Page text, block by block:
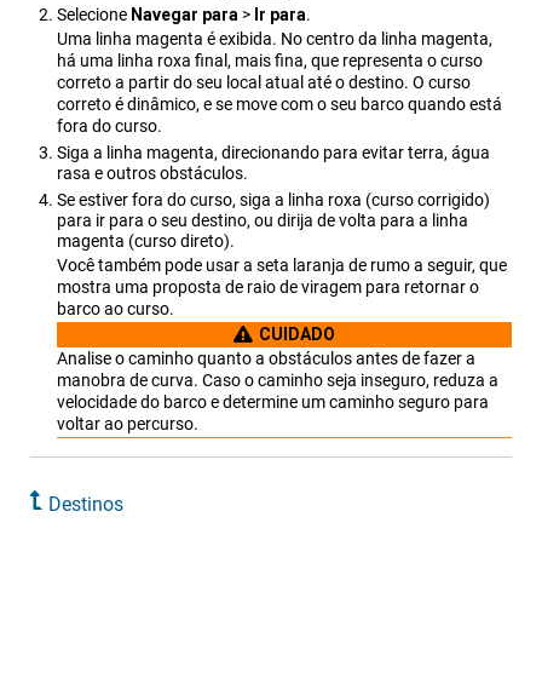
Selecione Navegar para > Ir para.
Uma linha magenta é exibida. No centro da linha magenta,
há uma linha roxa final, mais fina, que representa o curso
correto a partir do seu local atual até o destino. O curso
correto é dinâmico, e se move com o seu barco quando está
fora do curso.
Siga a linha magenta, direcionando para evitar terra, água
rasa e outros obstáculos.
Se estiver fora do curso, siga a linha roxa (curso corrigido)
para ir para o seu destino, ou dirija de volta para a linha
magenta (curso direto).
Você também pode usar a seta laranja de rumo a seguir, que
mostra uma proposta de raio de viragem para retornar o
barco ao curso.
CUIDADO
Analise o caminho quanto a obstáculos antes de fazer a
manobra de curva. Caso o caminho seja inseguro, reduza a
velocidade do barco e determine um caminho seguro para
voltar ao percurso.
Destinos